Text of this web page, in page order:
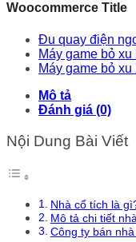
Woocommerce Title
Đu quay điện
Máy game bỏ xu
Máy game bỏ xu
Mô tả
Đánh giá (0)
Nội Dung Bài Viết
Nhà cổ tích là
Mô tả chi tiết
Công ty bán